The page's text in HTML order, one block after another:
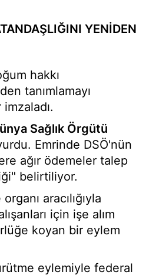
YENİDEN
hakkı
tanımlamayı
Sağlık Örgütü
Emrinde DSÖ'nün
ağır ödemeler talep
belirtiliyor.
aracılığıyla
için işe alım
koyan bir eylem
eylemiyle federal